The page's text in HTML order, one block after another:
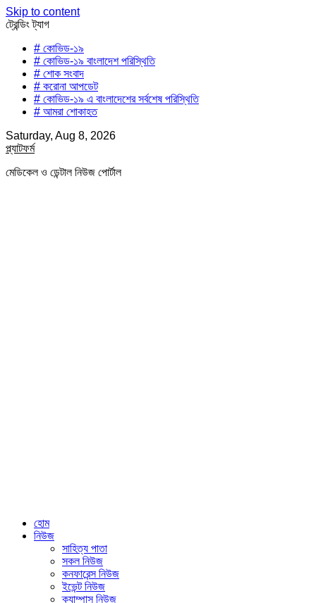
Skip to content
ট্রেন্ডিং ট্যাগ
# কোভিড-১৯
# কোভিড-১৯ বাংলাদেশ পরিস্থিতি
# শোক সংবাদ
# করোনা আপডেট
# কোভিড-১৯ এ বাংলাদেশের সর্বশেষ পরিস্থিতি
# আমরা শোকাহত
Saturday, Aug 8, 2026
প্ল্যাটফর্ম
মেডিকেল ও ডেন্টাল নিউজ পোর্টাল
হোম
নিউজ
সাহিত্য পাতা
সকল নিউজ
কনফারেন্স নিউজ
ইভেন্ট নিউজ
ক্যাম্পাস নিউজ